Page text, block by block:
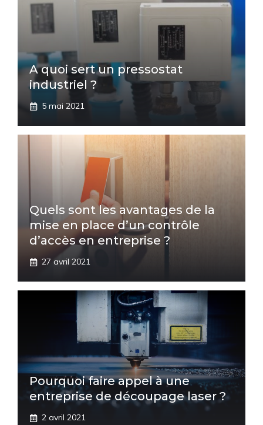
A quoi sert un pressostat
industriel ?
5 mai 2021
Quels sont les avantages de la
mise en place d’un contrôle
d’accès en entreprise ?
27 avril 2021
Pourquoi faire appel à une
entreprise de découpage laser ?
2 avril 2021